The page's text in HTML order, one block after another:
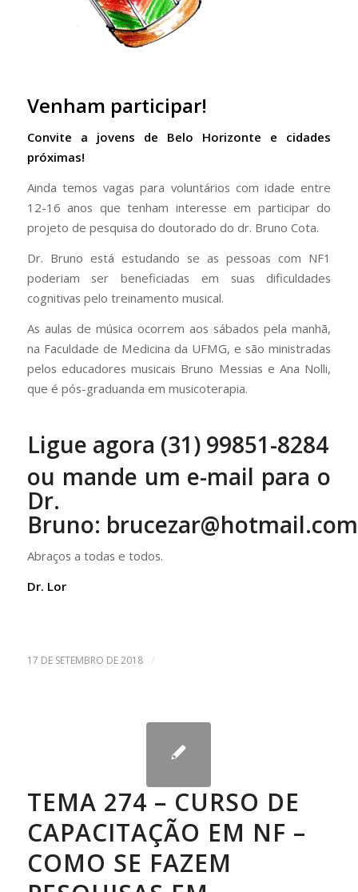
Venham participar!
Convite a jovens de Belo Horizonte e cidades
próximas!
Ainda temos vagas para voluntários com idade entre
12-16 anos que tenham interesse em participar do
projeto de pesquisa do doutorado do dr. Bruno Cota.
Dr. Bruno está estudando se as pessoas com NF1
poderiam ser beneficiadas em suas dificuldades
cognitivas pelo treinamento musical.
As aulas de música ocorrem aos sábados pela manhã,
na Faculdade de Medicina da UFMG, e são ministradas
pelos educadores musicais Bruno Messias e Ana Nolli,
que é pós-graduanda em musicoterapia.
Ligue agora (31) 99851-8284
ou mande um e-mail para o
Dr.
Bruno:
Abraços a todas e todos.
Dr. Lor
17 DE SETEMBRO DE 2018 /
TEMA 274 – CURSO DE
CAPACITAÇÃO EM NF –
COMO SE FAZEM